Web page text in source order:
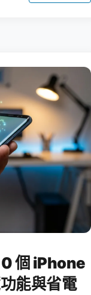
個 iPhone
能與省電